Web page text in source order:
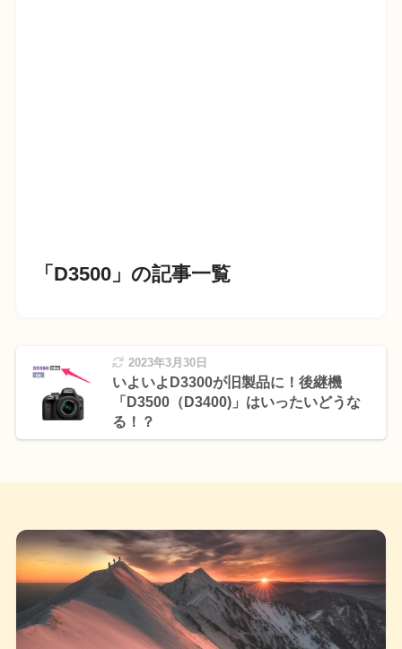
「D3500」の記事一覧
2023年3月30日
いよいよD3300が旧製品に！後継機
「D3500（D3400)」はいったいどうな
る！？